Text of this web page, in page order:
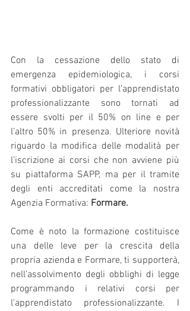
Con la cessazione dello stato di
emergenza epidemiologica, i corsi
formativi obbligatori per l’apprendistato
professionalizzante sono tornati ad
essere svolti per il 50% on line e per
l’altro 50% in presenza. Ulteriore novità
riguardo la modifica delle modalità per
l’iscrizione ai corsi che non avviene più
su piattaforma SAPP, ma per il tramite
degli enti accreditati come la nostra
Agenzia Formativa: Formare.
Come è noto la formazione costituisce
una delle leve per la crescita della
propria azienda e Formare, ti supporterà,
nell’assolvimento degli obblighi di legge
programmando i relativi corsi per
l’apprendistato professionalizzante. I